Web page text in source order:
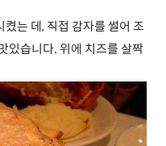
는 데, 직접 감자를 썰어 조
있습니다. 위에 치즈를 살짝